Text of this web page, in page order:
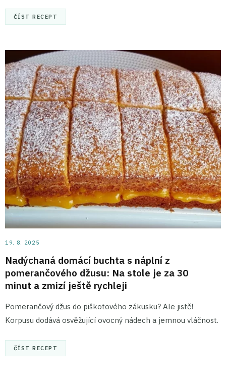
ČÍST RECEPT
19. 8. 2025
Nadýchaná domácí buchta s náplní z
pomerančového džusu: Na stole je za 30
minut a zmizí ještě rychleji
Pomerančový džus do piškotového zákusku? Ale jistě!
Korpusu dodává osvěžující ovocný nádech a jemnou vláčnost.
ČÍST RECEPT